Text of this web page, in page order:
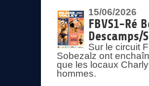
15/06/2026
FBVS1-Ré
Descamps/
Sur le circuit
Sobezalz ont
que les locaux
hommes.